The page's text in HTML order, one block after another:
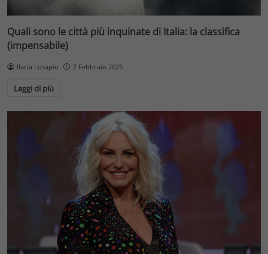
Quali sono le città più inquinate di Italia: la classifica
(impensabile)
Ilaria Losapio 2 Febbraio 2025
Leggi di più